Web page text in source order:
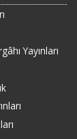
Yayınları